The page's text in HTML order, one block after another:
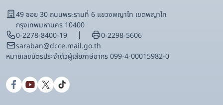
49 ซอย 30 ถนนพระรามที่ 6 แขวงพญาไท เขตพญาไท
กรุงเทพมหานคร 10400
0-2278-8400-19
0-2298-5606
saraban@dcce.mail.go.th
หมายเลขบัตรประจําตัวผู้เสียภาษีอากร 099-4-00015982-0